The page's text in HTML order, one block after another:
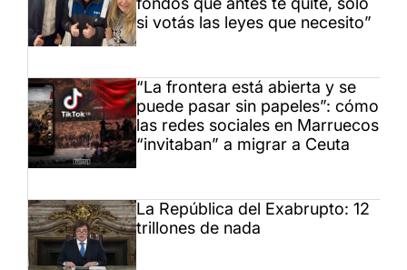
si votás las leyes que necesito”
“La frontera está abierta y se
puede pasar sin papeles”: cómo
las redes sociales en Marruecos
“invitaban” a migrar a Ceuta
La República del Exabrupto: 12
trillones de nada